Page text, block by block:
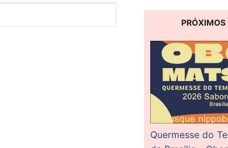
PRÓXIMOS
Quermesse do